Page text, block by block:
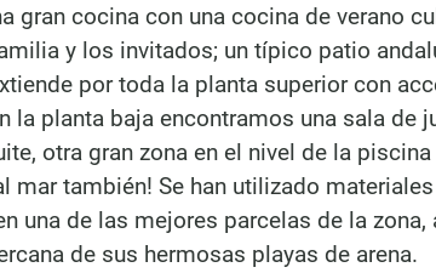
gran cocina con una cocina de verano
y los invitados; un típico patio
por toda la planta superior con
la planta baja encontramos una sala de
otra gran zona en el nivel de la
mar también! Se han utilizado
una de las mejores parcelas de la
de sus hermosas playas de arena.